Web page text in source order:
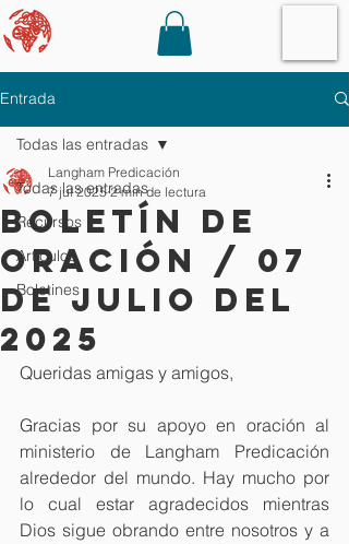
Entrada
Todas las entradas
Recursos
Artículos
Boletines
Todas las entradas
Boletín de
oración / 07
de julio del
2025
Langham Predicación
7 jul 2025 2 min de lectura
Queridas amigas y amigos,
Gracias por su apoyo en oración al
ministerio de Langham Predicación
alrededor del mundo. Hay mucho por
lo cual estar agradecidos mientras
Dios sigue obrando entre nosotros y a